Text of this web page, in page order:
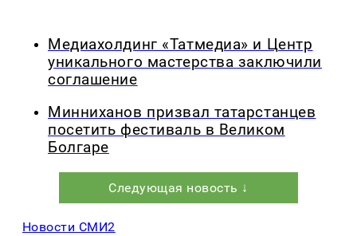
Медиахолдинг «Татмедиа» и Центр
уникального мастерства заключили
соглашение
Минниханов призвал татарстанцев
посетить фестиваль в Великом
Болгаре
Следующая новость ↓
Новости СМИ2